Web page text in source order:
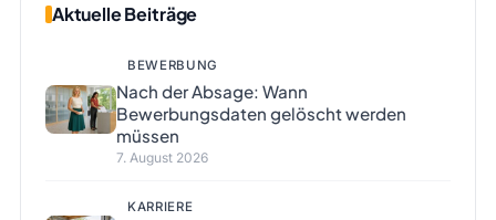
Aktuelle Beiträge
BEWERBUNG
Nach der Absage: Wann
Bewerbungsdaten gelöscht werden
müssen
7. August 2026
KARRIERE